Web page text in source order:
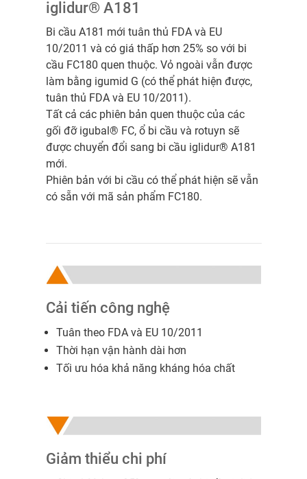
iglidur® A181
Bi cầu A181 mới tuân thủ FDA và EU
10/2011 và có giá thấp hơn 25% so với bi
cầu FC180 quen thuộc. Vỏ ngoài vẫn được
làm bằng igumid G (có thể phát hiện được,
tuân thủ FDA và EU 10/2011).
Tất cả các phiên bản quen thuộc của các
gối đỡ igubal® FC, ổ bi cầu và rotuyn sẽ
được chuyển đổi sang bi cầu iglidur® A181
mới.
Phiên bản với bi cầu có thể phát hiện sẽ vẫn
có sẵn với mã sản phẩm FC180.
Cải tiến công nghệ
Tuân theo FDA và EU 10/2011
Thời hạn vận hành dài hơn
Tối ưu hóa khả năng kháng hóa chất
Giảm thiểu chi phí